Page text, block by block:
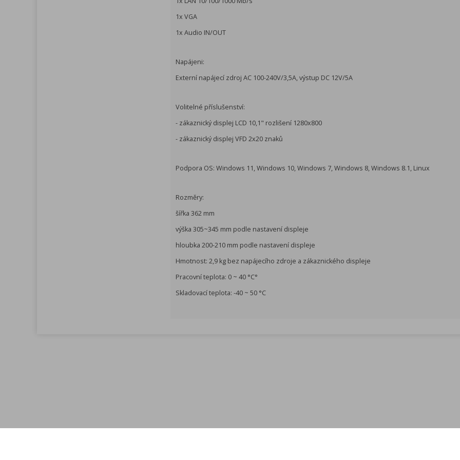
1x VGA
1x Audio IN/OUT
Napájeni:
Externí napájecí zdroj AC 100-240V/3,5A, výstup DC 12V/5A
Volitelné příslušenství:
- zákaznický displej LCD 10,1" rozlišení 1280x800
- zákaznický displej VFD 2x20 znaků
Podpora OS: Windows 11, Windows 10, Windows 7, Windows 8, Windows 8.1, Linux
Rozměry:
šířka 362 mm
výška 305~345 mm podle nastavení displeje
hloubka 200-210 mm podle nastavení displeje
Hmotnost: 2,9 kg bez napájecího zdroje a zákaznického displeje
Pracovní teplota: 0 ~ 40 °C°
Skladovací teplota: -40 ~ 50 °C